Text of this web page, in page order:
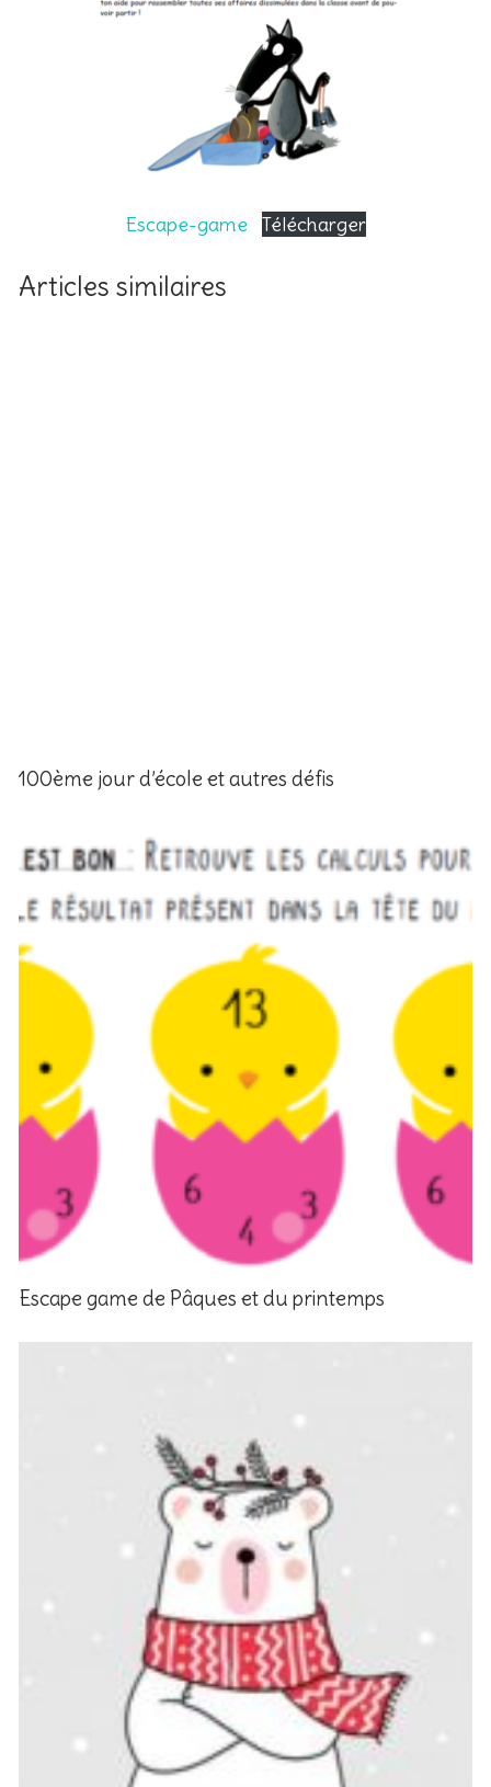
Escape-game Télécharger
Articles similaires
100ème jour d’école et autres défis
Escape game de Pâques et du printemps